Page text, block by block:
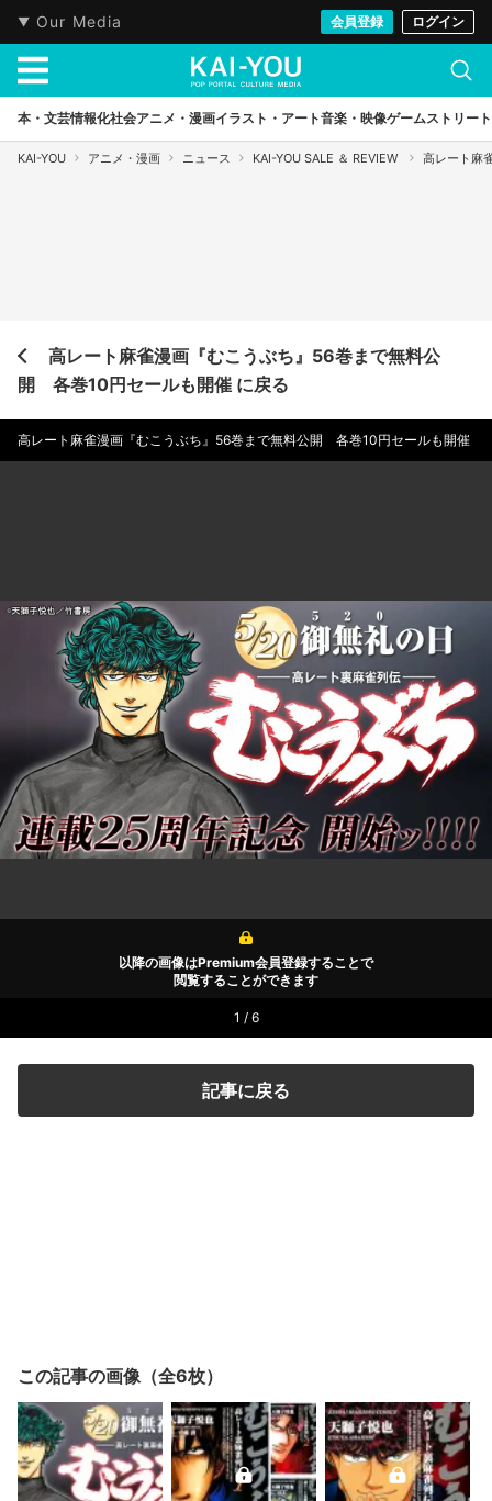
Our Media 会員登録 ログイン
本・文芸情報化社会アニメ・漫画イラスト・アート音楽・映像ゲームストリート
KAI-YOU アニメ・漫画 ニュース KAI-YOU SALE ＆ REVIEW 高レート麻
高レート麻雀漫画『むこうぶち』56巻まで無料公
開 各巻10円セールも開催 に戻る
高レート麻雀漫画『むこうぶち』56巻まで無料公開 各巻10円セールも開催
以降の画像はPremium会員登録することで
閲覧することができます
1 / 6
記事に戻る
この記事の画像（全6枚）